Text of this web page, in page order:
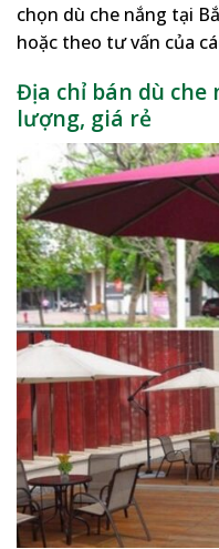
chọn dù che nắng tại
hoặc theo tư vấn của
Địa chỉ bán dù che
lượng, giá rẻ